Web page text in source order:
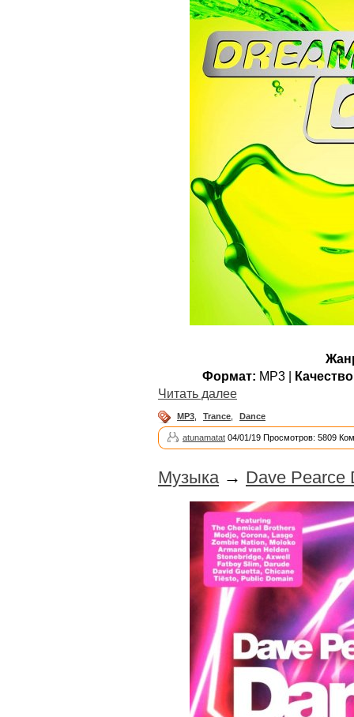
Формат: MP3 |
Читать далее
MP3 Trance Dance
atunamatat 04/01/19 Просмотров: 5809
Музыка → Dave Pearce